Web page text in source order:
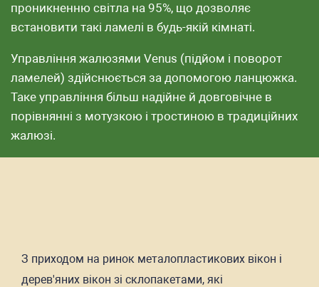
проникненню світла на 95%, що дозволяє
встановити такі ламелі в будь-якій кімнаті.
Управління жалюзями Venus (підйом і поворот
ламелей) здійснюється за допомогою ланцюжка.
Таке управління більш надійне й довговічне в
порівнянні з мотузкою і тростиною в традиційних
жалюзі.
З приходом на ринок металопластикових вікон і
дерев'яних вікон зі склопакетами, які